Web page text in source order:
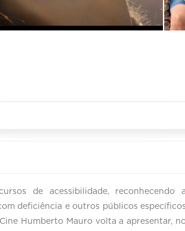
de acessibilidade, reconhecendo a
deficiência e outros públicos específicos
Humberto Mauro volta a apresentar,